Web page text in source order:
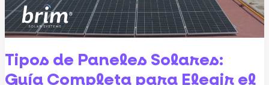
Tipos de Paneles Solares:
Guía Completa para Elegir el
para
Elegir
el
Mejor